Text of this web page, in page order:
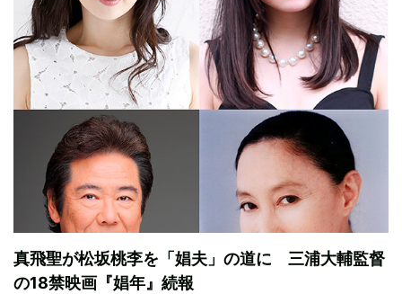
真飛聖が松坂桃李を「娼夫」の道に 三浦大輔監督
の18禁映画『娼年』続報